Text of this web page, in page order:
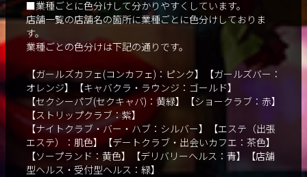
■業種ごとに色分けして分かりやすくしています。
店舗一覧の店舗名の箇所に業種ごとに色分けしておりま
す。
業種ごとの色分けは下記の通りです。
【ガールズカフェ(コンカフェ)：ピンク】【ガールズバー：
オレンジ】【キャバクラ・ラウンジ：ゴールド】
【セクシーパブ(セクキャバ)：黄緑】【ショークラブ：赤】
【ストリップクラブ：紫】
【ナイトクラブ・バー・ハブ：シルバー】【エステ（出張
エステ）：肌色】【デートクラブ・出会いカフエ：茶色】
【ソープランド：黄色】【デリバリーヘルス：青】【店舗
型ヘルス・受付型ヘルス：緑】